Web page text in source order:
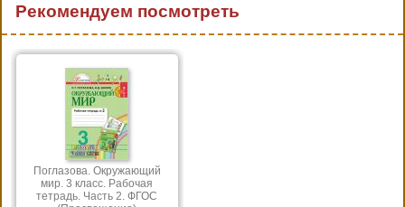
Рекомендуем посмотреть
Поглазова. Окружающий
мир. 3 класс. Рабочая
тетрадь. Часть 2. ФГОС